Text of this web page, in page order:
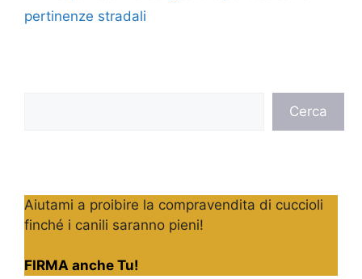
pertinenze stradali
Cerca
Aiutami a proibire la compravendita di cuccioli
finché i canili saranno pieni!
FIRMA anche Tu!